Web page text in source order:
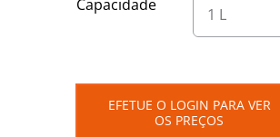
Capacidade
EFETUE O LOGIN PARA VER
OS PREÇOS